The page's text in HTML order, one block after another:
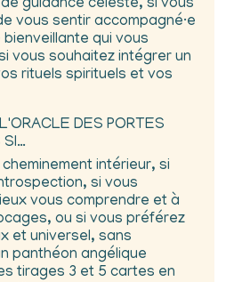
guidance céleste, si vous
vous sentir accompagné·e
qui vous
vous souhaitez intégrer un
rituels spirituels et vos
DES PORTES
SI…
intérieur, si
si vous
vous comprendre et à
ou si vous préférez
et universel, sans
panthéon angélique
tirages 3 et 5 cartes en